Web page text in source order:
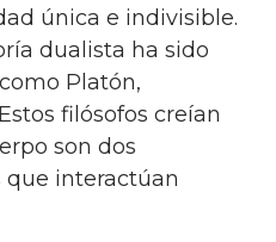
única e indivisible.
dualista ha sido
Platón,
filósofos creían
son dos
interactúan